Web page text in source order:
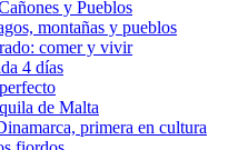
y Pueblos
montañas y pueblos
comer y vivir
4 días
de Malta
primera en cultura